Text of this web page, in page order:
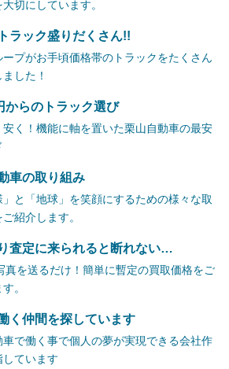
切にしています。
ラック盛りだくさん!!
ープがお手頃価格帯のトラックをたくさん
した！
からのトラック選び
安く！機能に軸を置いた栗山自動車の最安
車の取り組み
」と「地球」を笑顔にするための様々な取
紹介します。
査定に来られると断れない…
真を送るだけ！簡単に暫定の買取価格をご
。
く仲間を探しています
車で働く事で個人の夢が実現できる会社作
しています